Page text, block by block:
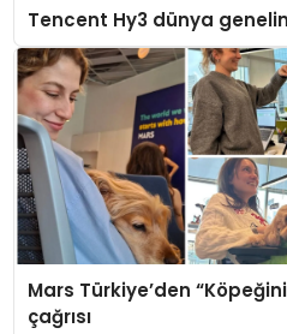
Tencent Hy3 dünya
Mars Türkiye’den
çağrısı